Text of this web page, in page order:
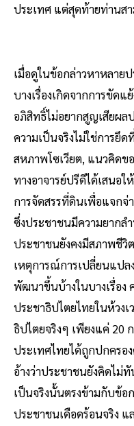
ประเทศ แต่สุดท้ายท่านส
เมื่อดูในข้อกล่าวหาหลาย
บางเรื่องเกิดจากการขัด
อภิสิทธิ์ไม่อยากสูญเสียผ
ความเป็นจริงไม่ใช่การยึ
สหภาพโซเวียต, แนวคิดข
ทางอาจารย์ปรีดีได้เสนอ
การจัดสรรที่ดินเพื่อแจก
ซึ่งประชาชนมีความยาก
ประชาชนยังคงมีสภาพชีวิ
เหตุการณ์การเปลี่ยนแปล
พัฒนาขึ้นบ้างในบางเรื่อง
ประชาธิปไตยไทยในห้วง
ธิปไตยจริงๆ เพียงแค่ 20
ประเทศไทยได้ถูกปกครอ
อ้างว่าประชาชนยังคิดไม่
เป็นจริงนั้นตรงข้ามกับข้
ประชาชนเดือดร้อนจริง